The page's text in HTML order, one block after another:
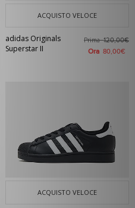
ACQUISTO VELOCE
adidas Originals
Superstar II
Prima120,00€
Ora 80,00€
ACQUISTO VELOCE